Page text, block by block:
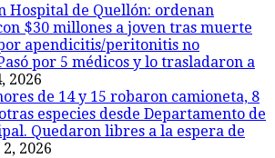
Hospital de Quellón: ordenan
$30 millones a joven tras muerte
apendicitis/peritonitis no
por 5 médicos y lo trasladaron a
2026
de 14 y 15 robaron camioneta, 8
especies desde Departamento de
Quedaron libres a la espera de
2026